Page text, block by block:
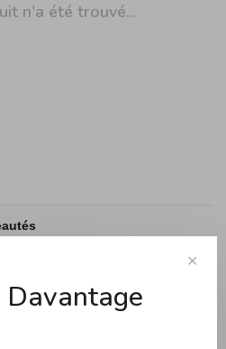
n'a été trouvé...
✕